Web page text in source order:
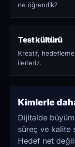
ne öğrendik?
Test kültürü
Kreatif,
ilerleriz.
Kimlerle
Dijitalde
süreç ve kalite
Hedef net